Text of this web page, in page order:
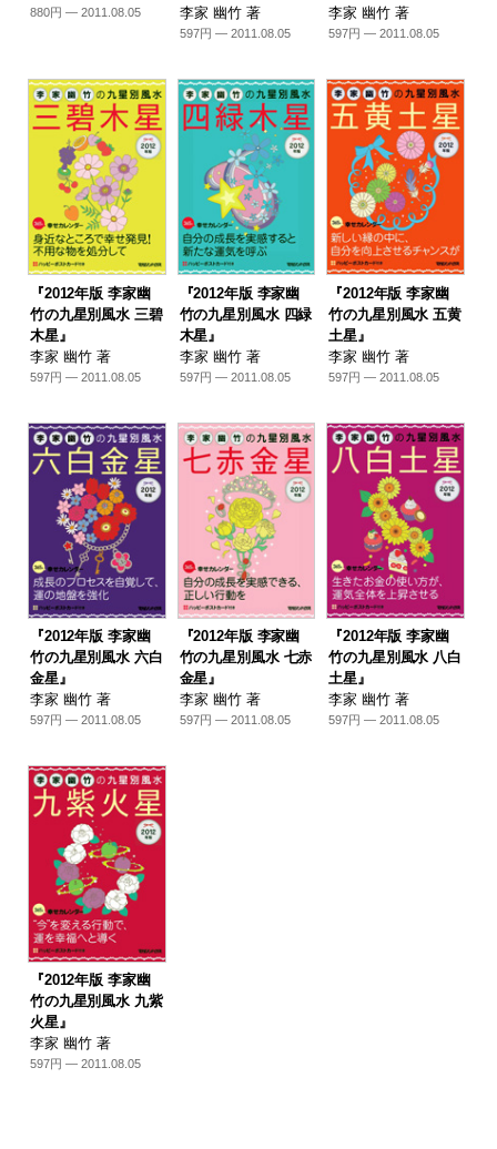
880円 — 2011.08.05 李家 幽竹 著
597円 — 2011.08.05
李家 幽竹 著
597円 — 2011.08.05
『2012年版 李家幽
竹の九星別風水 三碧
木星』
李家 幽竹 著
597円 — 2011.08.05
『2012年版 李家幽
竹の九星別風水 四緑
木星』
李家 幽竹 著
597円 — 2011.08.05
『2012年版 李家幽
竹の九星別風水 五黄
土星』
李家 幽竹 著
597円 — 2011.08.05
『2012年版 李家幽
竹の九星別風水 六白
金星』
李家 幽竹 著
597円 — 2011.08.05
『2012年版 李家幽
竹の九星別風水 七赤
金星』
李家 幽竹 著
597円 — 2011.08.05
『2012年版 李家幽
竹の九星別風水 八白
土星』
李家 幽竹 著
597円 — 2011.08.05
『2012年版 李家幽
竹の九星別風水 九紫
火星』
李家 幽竹 著
597円 — 2011.08.05